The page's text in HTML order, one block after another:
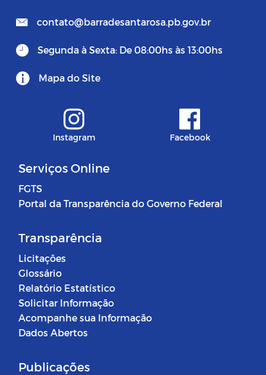
contato@barradesantarosa.pb.gov.br
Segunda à Sexta: De 08:00hs às 13:00hs
Mapa do Site
Instagram Facebook
Serviços Online
FGTS
Portal da Transparência do Governo Federal
Transparência
Licitações
Glossário
Relatório Estatístico
Solicitar Informação
Acompanhe sua Informação
Dados Abertos
Publicações